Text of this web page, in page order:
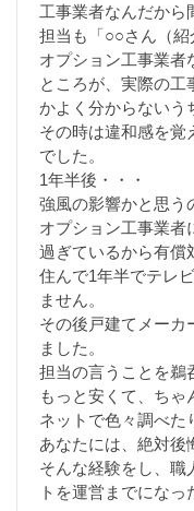
工事業者なんだから
担当も「○○さん（
オプション工事業者
ところが、実際の
かよく分からないう
その時は違和感を覚
でした。
1年半後・・・
強風の影響かと思う
オプション工事業者
過ぎているから有償
住んで1年半でテレ
ません。
その後戸建てメーカ
ました。
担当の言うことを
もっと安くて、ち
ネットで色々調べた
あなたには、絶対後
そんな経験をし、職
トを運営までになっ